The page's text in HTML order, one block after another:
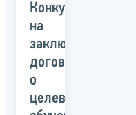
Конкурсе
на
заключение
договора
о
целевом